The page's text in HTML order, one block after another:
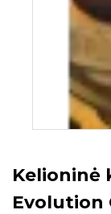
Kelioninė
Evolution